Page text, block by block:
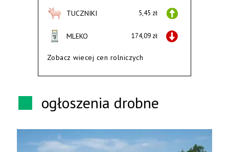
TUCZNIKI 5,45 zł
MLEKO 174,09 zł
Zobacz wiecej cen rolniczych
ogłoszenia drobne